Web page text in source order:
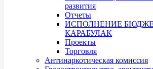
развития
Отчеты
ИСПОЛНЕНИЕ
КАРАБУЛАК
Проекты
Торговля
Антинаркотическая комиссия